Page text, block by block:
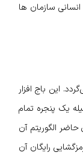
سازمان‌ ها
سال ۲۰۱۶ برمی‌گردد. این باج افزار
یک پنجره تمام
الگوریتم آن
رایگان آن